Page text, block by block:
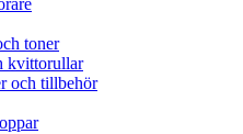
toner
kvittorullar
och tillbehör